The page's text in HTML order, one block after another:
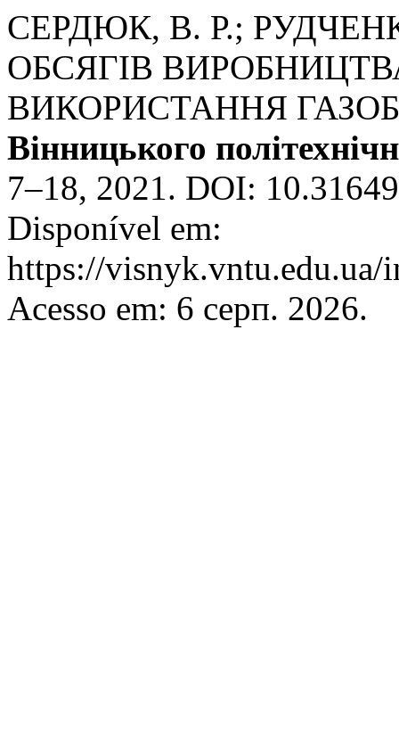
СЕРДЮК, В. Р.;
ОБСЯГІВ
ВИКОРИСТАННЯ
Вінницького
7–18, 2021. DOI:
Disponível em:
https://
Acesso em: 6 серп. 2026.